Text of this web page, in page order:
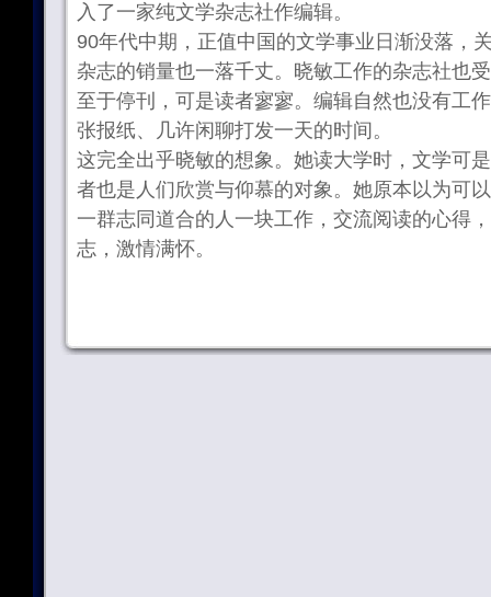
入了一家纯文学杂志社作编辑。
90年代中期，正值中国的文学事业日渐没落，
杂志的销量也一落千丈。晓敏工作的杂志社也
至于停刊，可是读者寥寥。编辑自然也没有工
张报纸、几许闲聊打发一天的时间。
这完全出乎晓敏的想象。她读大学时，文学可
者也是人们欣赏与仰慕的对象。她原本以为可
一群志同道合的人一块工作，交流阅读的心得
志，激情满怀。